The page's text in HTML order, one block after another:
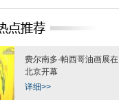
费尔南多·帕西哥油画展在
北京开幕
详细>>